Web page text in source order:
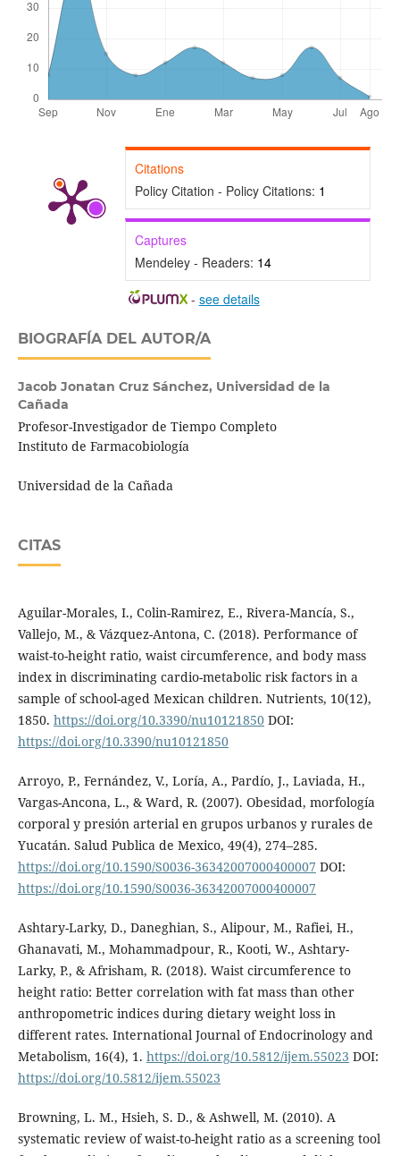
Citations
Policy Citation - Policy Citations: 1
Captures
Mendeley - Readers: 14
- see details
BIOGRAFÍA DEL AUTOR/A
Jacob Jonatan Cruz Sánchez, Universidad de la
Cañada
Profesor-Investigador de Tiempo Completo
Instituto de Farmacobiología
Universidad de la Cañada
CITAS
Aguilar-Morales, I., Colin-Ramirez, E., Rivera-Mancía, S.,
Vallejo, M., & Vázquez-Antona, C. (2018). Performance of
waist-to-height ratio, waist circumference, and body mass
index in discriminating cardio-metabolic risk factors in a
sample of school-aged Mexican children. Nutrients, 10(12),
1850. https://doi.org/10.3390/nu10121850DOI:
https://doi.org/10.3390/nu10121850
Arroyo, P., Fernández, V., Loría, A., Pardío, J., Laviada, H.,
Vargas-Ancona, L., & Ward, R. (2007). Obesidad, morfología
corporal y presión arterial en grupos urbanos y rurales de
Yucatán. Salud Publica de Mexico, 49(4), 274–285.
https://doi.org/10.1590/S0036-36342007000400007 DOI:
https://doi.org/10.1590/S0036-36342007000400007
Ashtary-Larky, D., Daneghian, S., Alipour, M., Rafiei, H.,
Ghanavati, M., Mohammadpour, R., Kooti, W., Ashtary-
Larky, P., & Afrisham, R. (2018). Waist circumference to
height ratio: Better correlation with fat mass than other
anthropometric indices during dietary weight loss in
different rates. International Journal of Endocrinology and
Metabolism, 16(4), 1. https://doi.org/10.5812/ijem.55023 DOI:
https://doi.org/10.5812/ijem.55023
Browning, L. M., Hsieh, S. D., & Ashwell, M. (2010). A
systematic review of waist-to-height ratio as a screening tool